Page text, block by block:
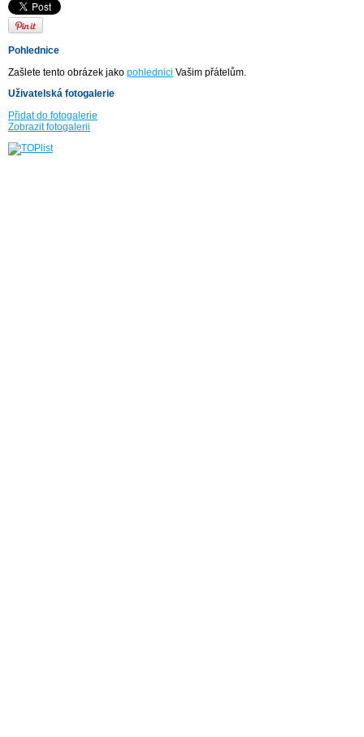
Pohlednice
Zašlete tento obrázek jako pohlednici Vašim přátelům.
Uživatelská fotogalerie
Přidat do fotogalerie
Zobrazit fotogalerii